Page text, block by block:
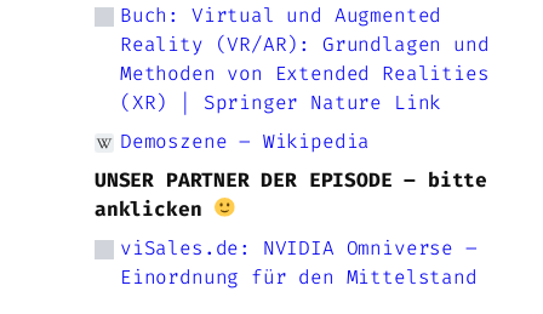
Buch: Virtual und Augmented
Reality (VR/AR): Grundlagen und
Methoden von Extended Realities
(XR) | Springer Nature Link
Demoszene – Wikipedia
UNSER PARTNER DER EPISODE – bitte
anklicken
viSales.de: NVIDIA Omniverse –
Einordnung für den Mittelstand